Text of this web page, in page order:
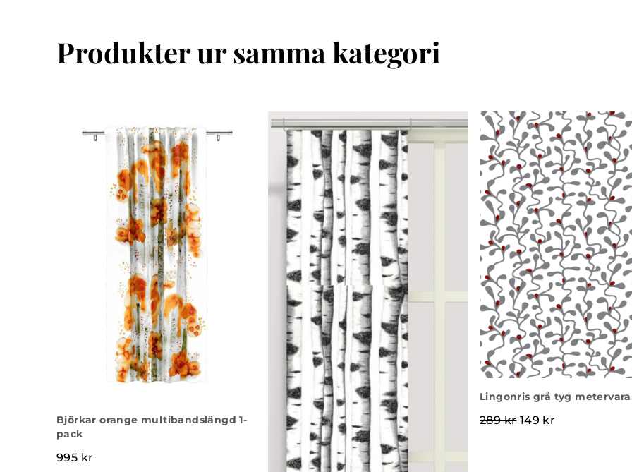
Produkter ur samma kategori
Björkar orange multibandslängd 1-
pack
995 kr
Lingonris grå tyg metervara
289kr Det ursprungliga
149 kr